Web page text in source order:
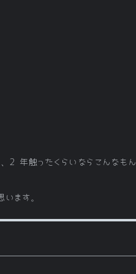
2 年触ったくらいならこんなもん
ます。